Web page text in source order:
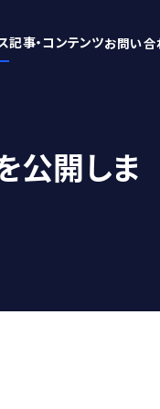
記事・コンテンツお問い合
公開しま